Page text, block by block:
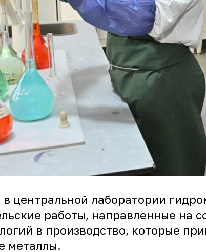
в центральной лаборатории
работы, направленные на
в производство, которые
металлы.